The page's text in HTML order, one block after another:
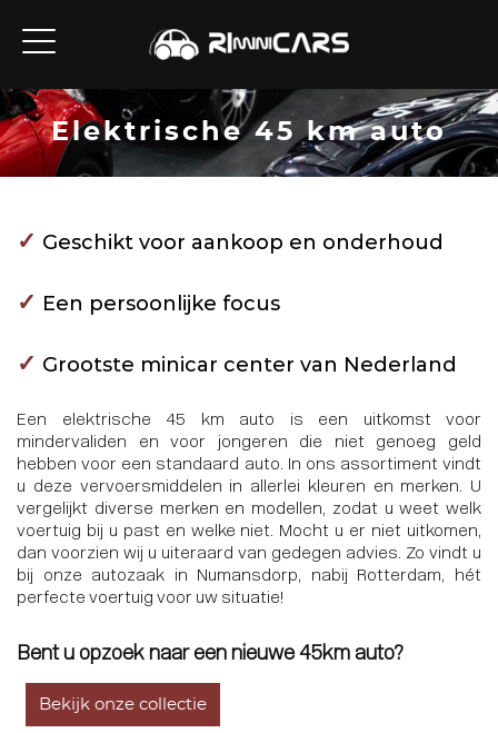
Elektrische 45 km auto
✓ Geschikt voor aankoop en onderhoud
✓ Een persoonlijke focus
✓ Grootste minicar center van Nederland
Een elektrische 45 km auto is een uitkomst voor
mindervaliden en voor jongeren die ­niet genoeg geld
hebben voor een standaard auto. In ons assortiment vindt
u deze vervoersmiddelen in allerlei kleuren en merken. U
vergelijkt diverse merken en modellen, zodat u weet welk
voertuig bij u past en welke niet. Mocht u er niet uitkomen,
dan voorzien wij u uiteraard van gedegen advies. Zo vindt u
bij onze autozaak in Numansdorp, nabij Rotterdam, hét
perfecte voertuig voor uw situatie!
Bent u opzoek naar een nieuwe 45km auto?
Bekijk onze collectie